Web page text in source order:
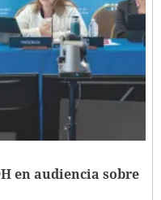
en audiencia sobre